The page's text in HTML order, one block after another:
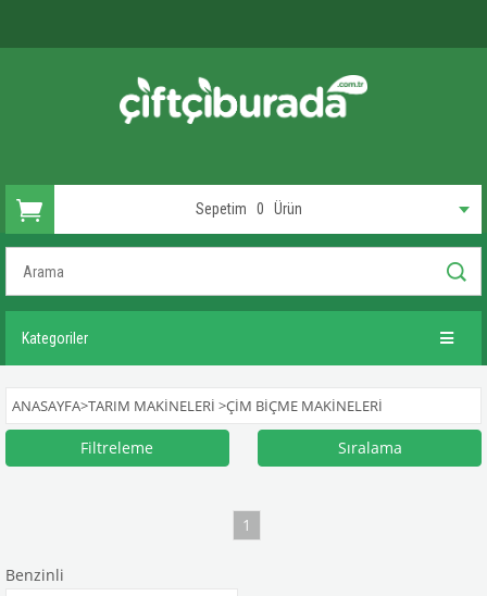
Sepetim 0 Ürün
Kategoriler
ANASAYFA>TARIM MAKINELERI >ÇIM BIÇME MAKINELERI
Filtreleme Sıralama
1
Benzinli